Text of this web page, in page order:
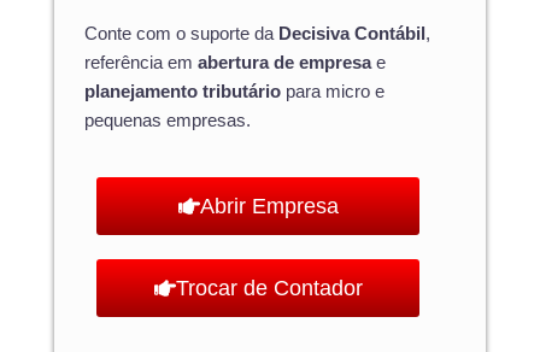
Conte com o suporte da Decisiva Contábil ,
referência em abertura de empresae
planejamento tributário para micro e
pequenas empresas.
Abrir Empresa
Trocar de Contador